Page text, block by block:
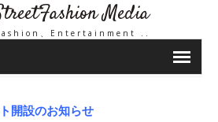
Media
、Entertainment ..
開設のお知らせ